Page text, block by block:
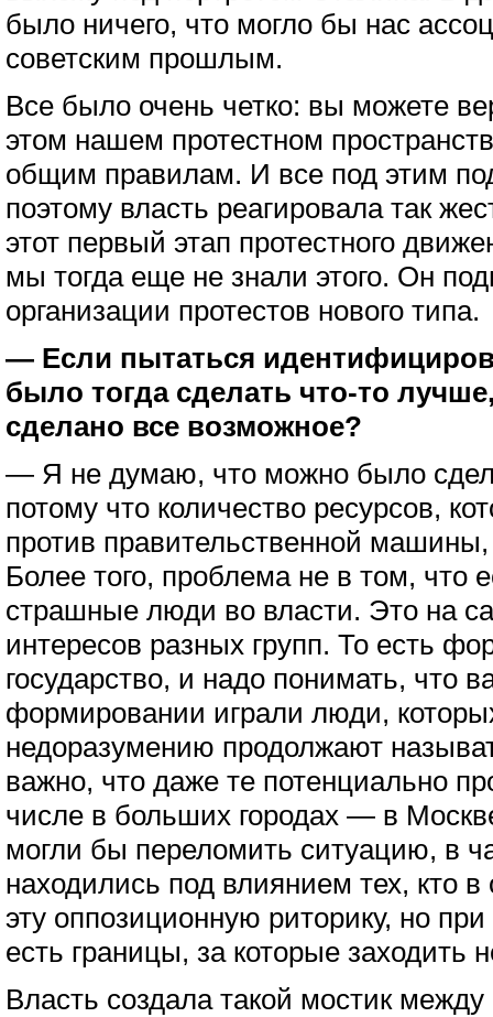
было ничего, что могло бы нас
советским прошлым.
Все было очень четко: вы можете
этом нашем протестном
общим правилам. И все под этим
поэтому власть реагировала так
этот первый этап протестного
мы тогда еще не знали этого. Он
организации протестов нового типа.
— Если пытаться
было тогда сделать что-то
сделано все возможное?
— Я не думаю, что можно было
потому что количество ресурсов,
против правительственной
Более того, проблема не в том, что
страшные люди во власти. Это на
интересов разных групп. То есть
государство, и надо понимать, что
формировании играли люди,
недоразумению продолжают
важно, что даже те потенциально
числе в больших городах — в
могли бы переломить ситуацию, в
находились под влиянием тех, кто
эту оппозиционную риторику, но
есть границы, за которые заходить
Власть создала такой мостик